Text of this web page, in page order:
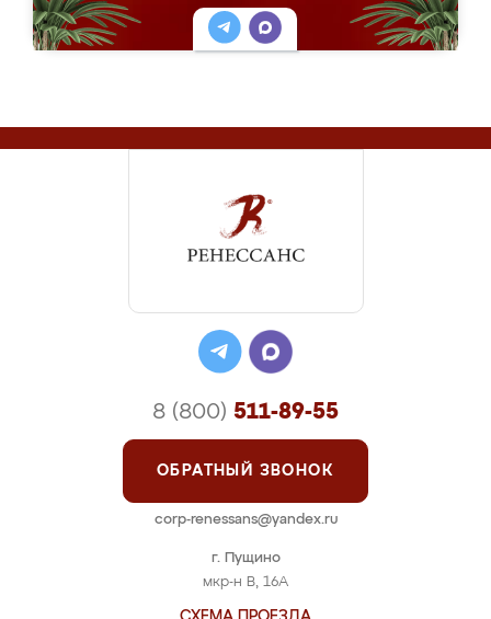
г. Пущино
мкр-н В, 16А
8 (800) 511-89-55
ОБРАТНЫЙ ЗВОНОК
corp-renessans@yandex.ru